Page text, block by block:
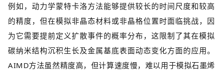
例如，动力学蒙特卡洛方法能够提供较长的时间尺度和较高
的精度，但在模拟非晶态材料或非晶格位置时面临挑战，因
为它需要提前定义扩散事件的概率分布，这限制了其在模拟
碳纳米结构沉积生长及金属基底表面动态变化方面的应用。
AIMD方法虽然精度高，但计算速度慢，难以用于模拟石墨烯